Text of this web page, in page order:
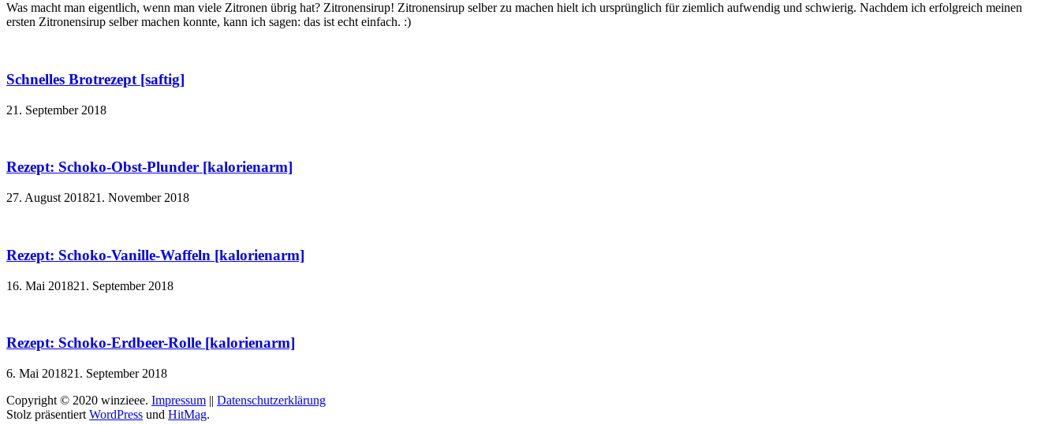
Was macht man eigentlich, wenn man viele Zitronen übrig hat? Zitronensirup! Zitronensirup selber zu machen hielt ich ursprünglich für ziemlich aufwendig und schwierig. Nachdem ich erfolgreich meinen
ersten Zitronensirup selber machen konnte, kann ich sagen: das ist echt einfach. :)
Schnelles Brotrezept [saftig]
21. September 2018
Rezept: Schoko-Obst-Plunder [kalorienarm]
27. August 201821. November 2018
Rezept: Schoko-Vanille-Waffeln [kalorienarm]
16. Mai 201821. September 2018
Rezept: Schoko-Erdbeer-Rolle [kalorienarm]
6. Mai 201821. September 2018
Copyright © 2020 winzieee. Impressum || Datenschutzerklärung
Stolz präsentiert WordPress und HitMag.